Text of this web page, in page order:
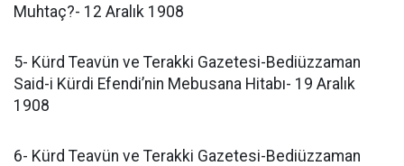
Muhtaç?- 12 Aralık 1908
5- Kürd Teavün ve Terakki Gazetesi-Bediüzzaman
Said-i Kürdi Efendi’nin Mebusana Hitabı- 19 Aralık
1908
6- Kürd Teavün ve Terakki Gazetesi-Bediüzzaman